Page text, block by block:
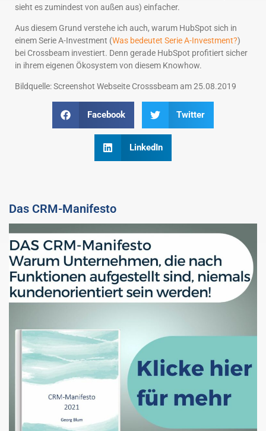
sieht es zumindest von außen aus) einfacher.
Aus diesem Grund verstehe ich auch, warum HubSpot sich in
einem Serie A-Investment (Was bedeutet Serie A-Investment?)
bei Crossbeam investiert. Denn gerade HubSpot profitiert sicher
in ihrem eigenen Ökosystem von diesem Knowhow.
Bildquelle: Screenshot Webseite Crosssbeam am 25.08.2019
Facebook Twitter
LinkedIn
Das CRM-Manifesto